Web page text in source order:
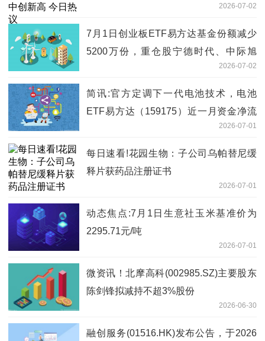
2026-07-02
7月1日创业板ETF易方达基金份额减少
5200万份，重仓股宁德时代、中际旭
2026-07-02
简讯:官方定调下一代电池技术，电池
ETF易方达（159175）近一月资金净流
2026-07-01
每日速看!花园生物：子公司乌帕替尼缓
释片获药品注册证书
2026-07-01
动态焦点:7月1日生意社玉米基准价为
2295.71元/吨
2026-07-01
微资讯！北摩高科(002985.SZ)主要股东
陈剑锋拟减持不超3%股份
2026-06-30
融创服务(01516.HK)发布公告，于2026